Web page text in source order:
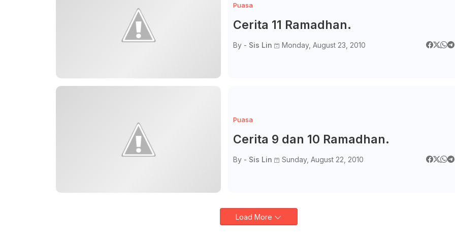
Puasa
Cerita 11 Ramadhan.
By - Sis Lin Monday, August 23, 2010
Puasa
Cerita 9 dan 10 Ramadhan.
By - Sis Lin Sunday, August 22, 2010
Load More